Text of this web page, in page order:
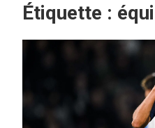
Étiquette :